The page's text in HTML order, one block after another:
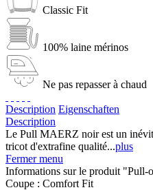
Classic Fit
100% laine mérinos
Ne pas repasser à chaud
Description Eigenschaften
Description
Le Pull MAERZ noir est un
tricot d'extrafine qualité...plus
Fermer menu
Informations sur le produit
Coupe : Comfort Fit